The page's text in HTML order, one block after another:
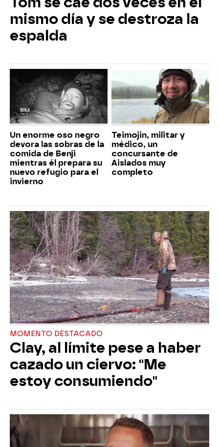
mismo día y se destroza la
espalda
Un enorme oso negro
devora las sobras de la
comida de Benji
mientras él prepara su
nuevo refugio para el
invierno
Teimojin, militar y
médico, un
concursante de
Aislados muy
completo
MOMENTO DESTACADO
Clay, al límite pese a haber
cazado un ciervo: "Me
estoy consumiendo"